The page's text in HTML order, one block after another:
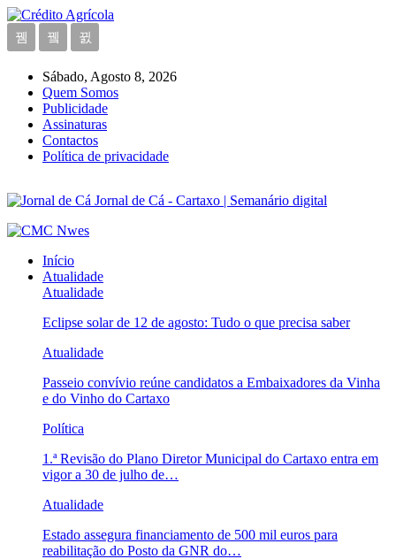
Sábado, Agosto 8, 2026
Quem Somos
Publicidade
Assinaturas
Contactos
Política de privacidade
Jornal de Cá - Cartaxo | Semanário digital
Início
Atualidade
Atualidade
Eclipse solar de 12 de agosto: Tudo o que precisa saber
Atualidade
Passeio convívio reúne candidatos a Embaixadores da Vinha
e do Vinho do Cartaxo
Política
1.ª Revisão do Plano Diretor Municipal do Cartaxo entra em
vigor a 30 de julho de…
Atualidade
Estado assegura financiamento de 500 mil euros para
reabilitação do Posto da GNR do…